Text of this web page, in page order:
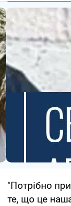
"Потрібно
те, що це